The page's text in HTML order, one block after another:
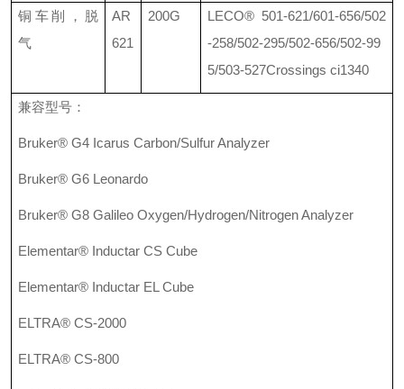
铜车削，脱
气
AR
621
200G LECO® 501-621/601-656/502
-258/502-295/502-656/502-99
5/503-527Crossings ci1340
兼容型号：
Bruker® G4 Icarus Carbon/Sulfur Analyzer
Bruker® G6 Leonardo
Bruker® G8 Galileo Oxygen/Hydrogen/Nitrogen Analyzer
Elementar® Inductar CS Cube
Elementar® Inductar EL Cube
ELTRA® CS-2000
ELTRA® CS-800